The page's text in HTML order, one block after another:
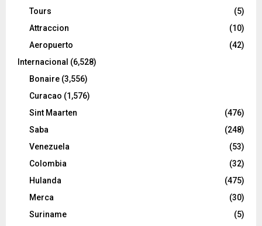
Tours
(5)
Attraccion
(10)
Aeropuerto
(42)
Internacional (6,528)
Bonaire (3,556)
Curacao (1,576)
Sint Maarten
(476)
Saba
(248)
Venezuela
(53)
Colombia
(32)
Hulanda
(475)
Merca
(30)
Suriname
(5)